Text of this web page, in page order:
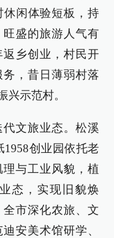
闲体验短板，持
盛的旅游人气有
乡创业，村民开
，昔日薄弱村落
兴示范村。
文旅业态。松溪
1958创业园依托老
与工业风貌，植
态，实现旧貌焕
市深化农旅、文
安美术馆研学、